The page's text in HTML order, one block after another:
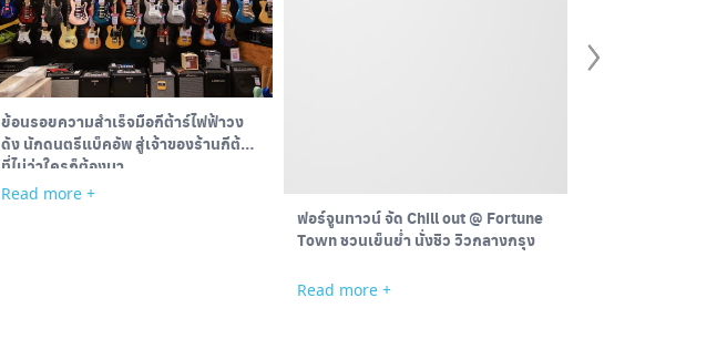
ย้อนรอยความสำเร็จมือกีต้าร์ไฟฟ้าวง
ดัง นักดนตรีแบ็คอัพ สู่เจ้าของร้านกีต้าร์
ที่ไม่ว่าใครก็ต้องมา
Read more +
ฟอร์จูนทาวน์ จัด Chill out @ Fortune
Town ชวนเย็นย่ำ นั่งชิว วิวกลางกรุง
Read more +